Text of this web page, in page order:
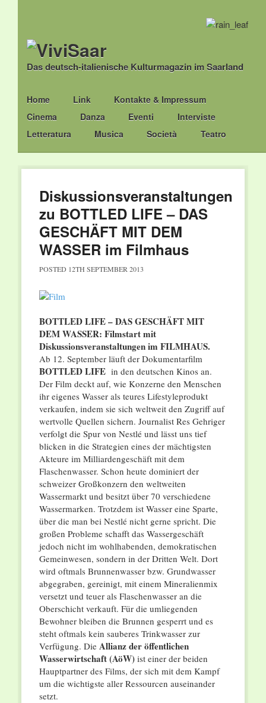
Das deutsch-italienische Kulturmagazin im Saarland
Main menu
Skip
to
content
Home Link
Kontakte & Impressum
Cinema
Danza Eventi
Interviste
Letteratura
Musica Società Teatro
Diskussionsveranstaltungen
zu BOTTLED LIFE – DAS
GESCHÄFT MIT DEM
WASSER im Filmhaus
POSTED 12TH SEPTEMBER 2013
BOTTLED LIFE – DAS GESCHÄFT MIT
DEM WASSER: Filmstart mit
Diskussionsveranstaltungen im FILMHAUS.
Ab 12. September läuft der Dokumentarfilm
BOTTLED LIFEin den deutschen Kinos an.
Der Film deckt auf, wie Konzerne den Menschen
ihr eigenes Wasser als teures Lifestyleprodukt
verkaufen, indem sie sich weltweit den Zugriff auf
wertvolle Quellen sichern. Journalist Res Gehriger
verfolgt die Spur von Nestlé und lässt uns tief
blicken in die Strategien eines der mächtigsten
Akteure im Milliardengeschäft mit dem
Flaschenwasser. Schon heute dominiert der
schweizer Großkonzern den weltweiten
Wassermarkt und besitzt über 70 verschiedene
Wassermarken. Trotzdem ist Wasser eine Sparte,
über die man bei Nestlé nicht gerne spricht. Die
großen Probleme schafft das Wassergeschäft
jedoch nicht im wohlhabenden, demokratischen
Gemeinwesen, sondern in der Dritten Welt. Dort
wird oftmals Brunnenwasser bzw. Grundwasser
abgegraben, gereinigt, mit einem Mineralienmix
versetzt und teuer als Flaschenwasser an die
Oberschicht verkauft. Für die umliegenden
Bewohner bleiben die Brunnen gesperrt und es
steht oftmals kein sauberes Trinkwasser zur
Verfügung. Die Allianz der öffentlichen
Wasserwirtschaft (AöW)ist einer der beiden
Hauptpartner des Films, der sich mit dem Kampf
um die wichtigste aller Ressourcen auseinander
setzt.